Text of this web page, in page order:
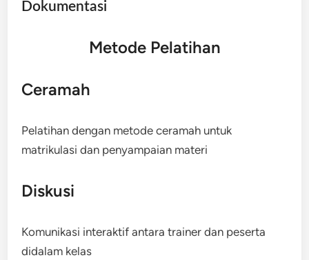
Dokumentasi
Metode Pelatihan
Ceramah
Pelatihan dengan metode ceramah untuk
matrikulasi dan penyampaian materi
Diskusi
Komunikasi interaktif antara trainer dan peserta
didalam kelas